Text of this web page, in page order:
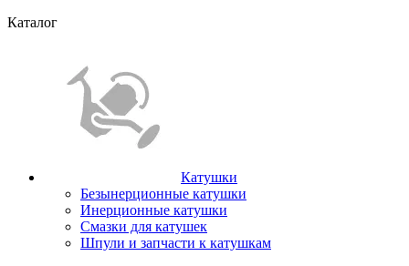
Каталог
Катушки
Безынерционные катушки
Инерционные катушки
Смазки для катушек
Шпули и запчасти к катушкам